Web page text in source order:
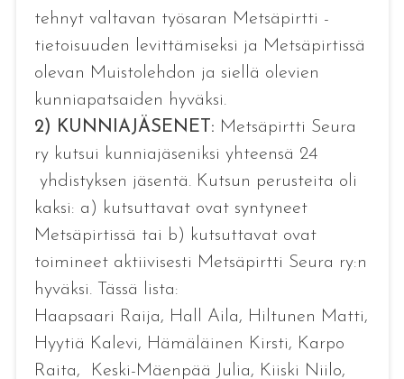
tehnyt valtavan työsaran Metsäpirtti -
tietoisuuden levittämiseksi ja Metsäpirtissä
olevan Muistolehdon ja siellä olevien
kunniapatsaiden hyväksi.
2) KUNNIAJÄSENET: Metsäpirtti Seura
ry kutsui kunniajäseniksi yhteensä 24
yhdistyksen jäsentä. Kutsun perusteita oli
kaksi: a) kutsuttavat ovat syntyneet
Metsäpirtissä tai b) kutsuttavat ovat
toimineet aktiivisesti Metsäpirtti Seura ry:n
hyväksi. Tässä lista:
Haapsaari Raija, Hall Aila, Hiltunen Matti,
Hyytiä Kalevi, Hämäläinen Kirsti, Karpo
Raita, Keski-Mäenpää Julia, Kiiski Niilo,